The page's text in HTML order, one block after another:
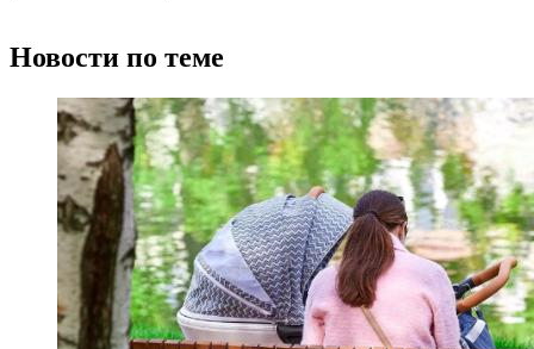
Новости по теме